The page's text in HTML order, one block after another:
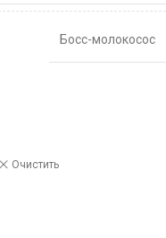
Босс-молокосос
Очистить